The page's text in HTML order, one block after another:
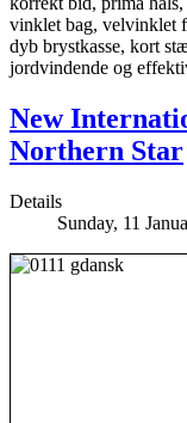
vinklet bag, velvinklet
dyb brystkasse, kort
jordvindende og
New
Northern Star
Details
Sunday, 11